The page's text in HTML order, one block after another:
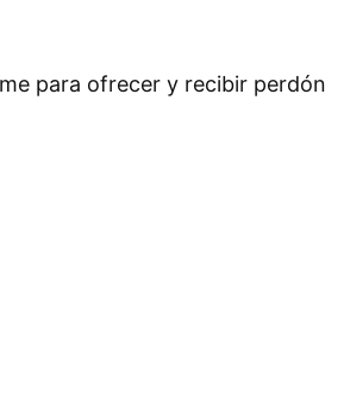
para ofrecer y recibir perdón